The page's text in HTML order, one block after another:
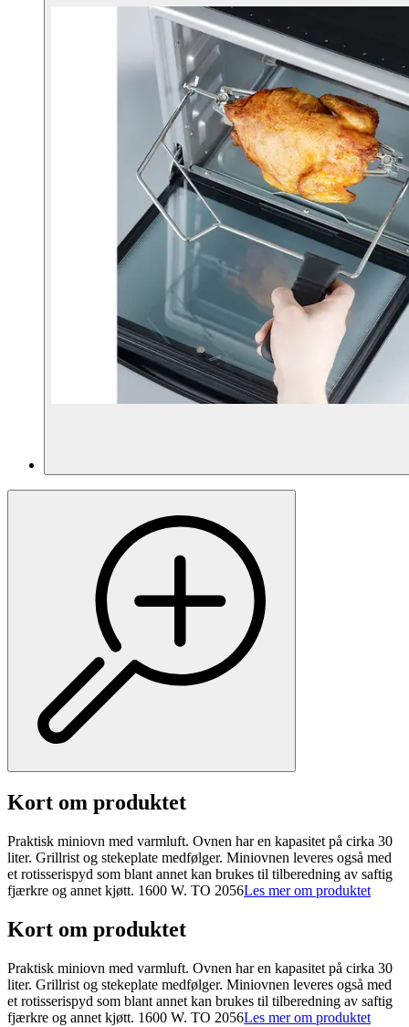
Kort om produktet
Praktisk miniovn med varmluft. Ovnen har en kapasitet på cirka 30
liter. Grillrist og stekeplate medfølger. Miniovnen leveres også med
et rotisserispyd som blant annet kan brukes til tilberedning av saftig
fjærkre og annet kjøtt. 1600 W. TO 2056Les mer om produktet
Kort om produktet
Praktisk miniovn med varmluft. Ovnen har en kapasitet på cirka 30
liter. Grillrist og stekeplate medfølger. Miniovnen leveres også med
et rotisserispyd som blant annet kan brukes til tilberedning av saftig
fjærkre og annet kjøtt. 1600 W. TO 2056Les mer om produktet